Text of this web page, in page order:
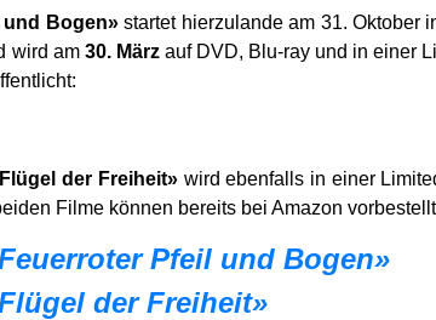
und Bogen»startet hierzulande am 31. Oktober
wird am 30. Märzauf DVD, Blu-ray und in einer
der Freiheit» wird ebenfalls in einer
Filme können bereits bei Amazon
Pfeil und Bogen»
der Freiheit»